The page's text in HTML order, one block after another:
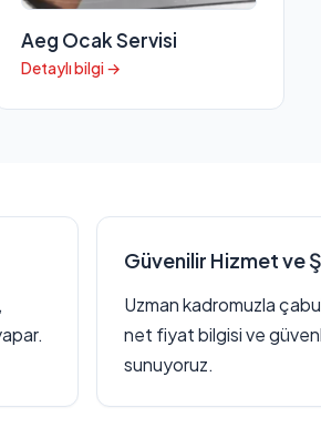
Aeg Ocak Servisi
Detaylı bilgi →
Güvenilir Hizmet ve
Uzman kadromuzla
net fiyat bilgisi ve
sunuyoruz.